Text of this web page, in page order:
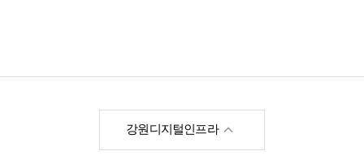
강원디지털인프라
한국영상위원회